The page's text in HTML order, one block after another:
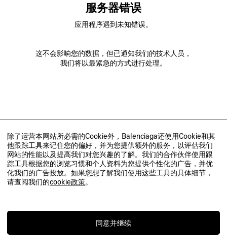
除了运营本网站所必需的Cookie外，Balenciaga还使用Cookie和其
他跟踪工具来记住您的偏好，并为您提供额外的服务，以评估我们
网站的性能以及提高我们对您兴趣的了解。我们的合作伙伴使用跟
踪工具根据您的浏览习惯和个人资料为您提供个性化的广告，并优
化我们的广告投放。如果您想了解我们使用这些工具的具体细节，
请查阅我们的cookie政策。
同意并继续
服务器错误
应用程序遇到未知错误。
这不会影响您的数据，但已通知我们的技术人员，
我们将以最紧急的方式进行处理。